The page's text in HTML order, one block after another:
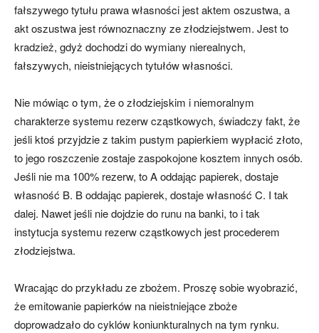
fałszywego tytułu prawa własności jest aktem oszustwa, a
akt oszustwa jest równoznaczny ze złodziejstwem. Jest to
kradzież, gdyż dochodzi do wymiany nierealnych,
fałszywych, nieistniejących tytułów własności.
Nie mówiąc o tym, że o złodziejskim i niemoralnym
charakterze systemu rezerw cząstkowych, świadczy fakt, że
jeśli ktoś przyjdzie z takim pustym papierkiem wypłacić złoto,
to jego roszczenie zostaje zaspokojone kosztem innych osób.
Jeśli nie ma 100% rezerw, to A oddając papierek, dostaje
własność B. B oddając papierek, dostaje własność C. I tak
dalej. Nawet jeśli nie dojdzie do runu na banki, to i tak
instytucja systemu rezerw cząstkowych jest procederem
złodziejstwa.
Wracając do przykładu ze zbożem. Proszę sobie wyobrazić,
że emitowanie papierków na nieistniejące zboże
doprowadzało do cyklów koniunkturalnych na tym rynku.